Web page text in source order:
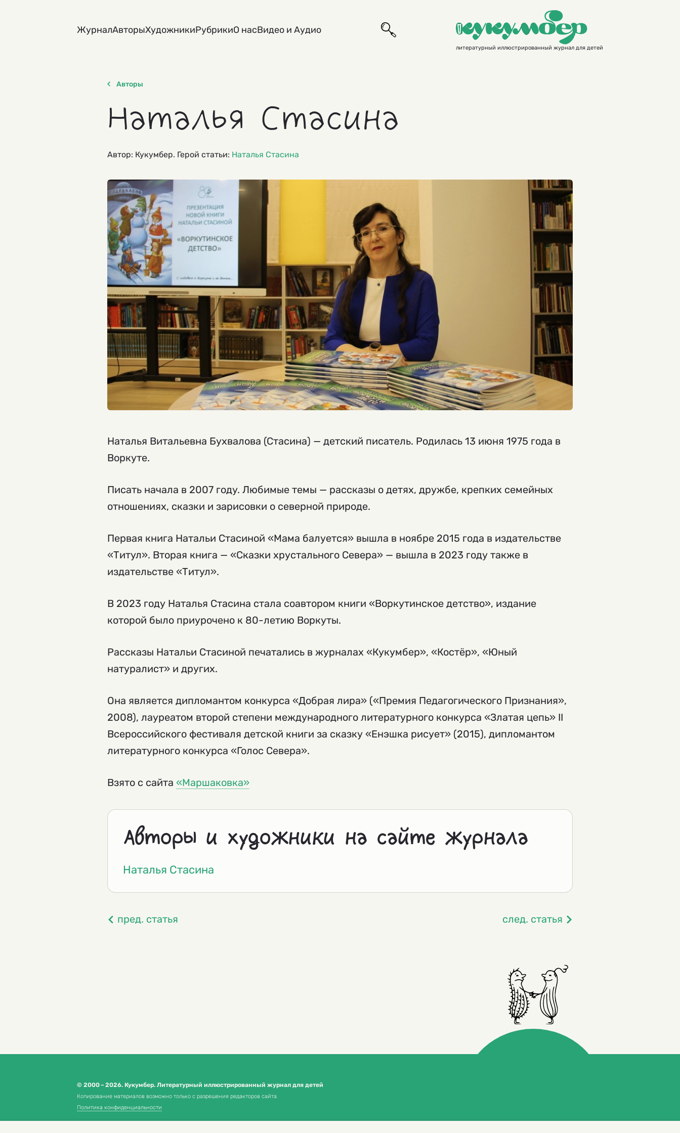
ЖурналАвторыХудожникиРубрикиО насВидео и Аудио
литературный иллюстрированный журнал для детей
Авторы
Наталья Стасина
Автор: Кукумбер. Герой статьи: Наталья Стасина
Наталья Витальевна Бухвалова (Стасина) — детский писатель. Родилась 13 июня 1975 года в
Воркуте.
Писать начала в 2007 году. Любимые темы — рассказы о детях, дружбе, крепких семейных
отношениях, сказки и зарисовки о северной природе.
Первая книга Натальи Стасиной «Мама балуется» вышла в ноябре 2015 года в издательстве
«Титул». Вторая книга — «Сказки хрустального Севера» — вышла в 2023 году также в
издательстве «Титул».
В 2023 году Наталья Стасина стала соавтором книги «Воркутинское детство», издание
которой было приурочено к 80-летию Воркуты.
Рассказы Натальи Стасиной печатались в журналах «Кукумбер», «Костёр», «Юный
натуралист» и других.
Она является дипломантом конкурса «Добрая лира» («Премия Педагогического Признания»,
2008), лауреатом второй степени международного литературного конкурса «Златая цепь» II
Всероссийского фестиваля детской книги за сказку «Енэшка рисует» (2015), дипломантом
литературного конкурса «Голос Севера».
Взято с сайта «Маршаковка»
Авторы и художники на сайте журнала
Наталья Стасина
пред. статья след. статья
© 2000 – 2026. Кукумбер. Литературный иллюстрированный журнал для детей
Копирование материалов возможно только с разрешения редакторов сайта
Политика конфиденциальности